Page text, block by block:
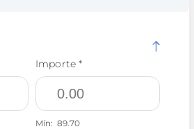
Importe *
Mín: 89.70